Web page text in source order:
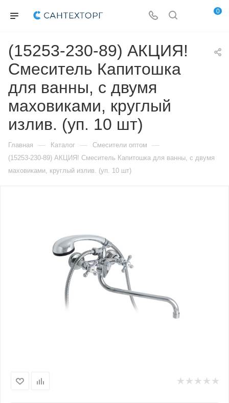
0
(15253-230-89) АКЦИЯ!
Смеситель Капитошка
для ванны, с двумя
маховиками, круглый
излив. (уп. 10 шт)
Главная — Каталог — Смесители оптом —
(15253-230-89) АКЦИЯ! Смеситель Капитошка для ванны, с двумя
маховиками, круглый излив. (уп. 10 шт)